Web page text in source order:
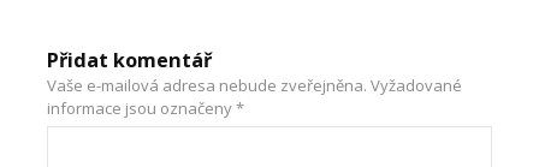
Přidat komentář
Vaše e-mailová adresa nebude zveřejněna. Vyžadované
informace jsou označeny*